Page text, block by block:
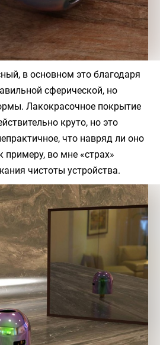
в основном это благодаря
сферической, но
Лакокрасочное покрытие
круто, но это
что навряд ли оно
примеру, во мне «страх»
чистоты устройства.